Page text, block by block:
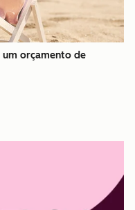
um orçamento de